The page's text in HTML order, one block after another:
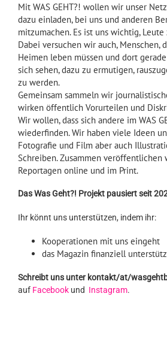
Mit WAS GEHT?! wollen wir unser
dazu einladen, bei uns und anderen
mitzumachen. Es ist uns wichtig,
Dabei versuchen wir auch, Menschen,
Heimen leben müssen und dort
sich sehen, dazu zu ermutigen,
zu werden.
Gemeinsam sammeln wir
wirken öffentlich Vorurteilen und
Wir wollen, dass sich andere im WAS
wiederfinden. Wir haben viele Ideen
Fotografie und Film aber auch
Schreiben. Zusammen veröffentlichen
Reportagen online und im Print.
Das Was Geht?! Projekt pausiert seit
Ihr könnt uns unterstützen, indem ihr:
Kooperationen mit uns eingeht
das Magazin finanziell
Schreibt uns unter kontakt/at/
auf Facebook und Instagram.